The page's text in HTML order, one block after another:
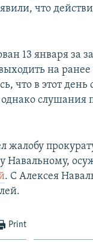
что
13 января за
на
что в этот день
слушания
жалобу
Навальному,
. С Алексея
Print